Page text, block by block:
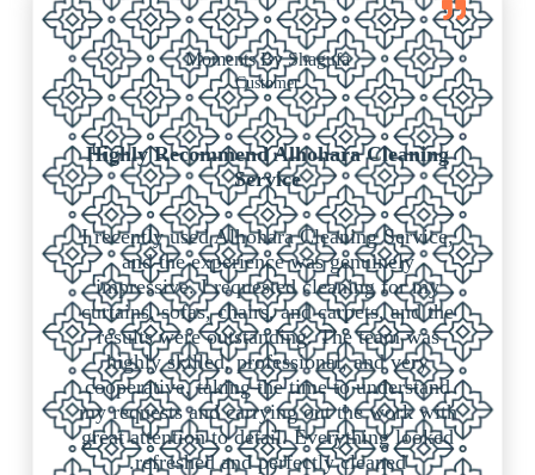
Moments By Shagufa
Customer
Highly Recommend Alhohara Cleaning
Service
I recently used Alhohara Cleaning Service,
and the experience was genuinely
impressive. I requested cleaning for my
curtains, sofas, chairs, and carpets, and the
results were outstanding. The team was
highly skilled, professional, and very
cooperative, taking the time to understand
my requests and carrying out the work with
great attention to detail. Everything looked
refreshed and perfectly cleaned.